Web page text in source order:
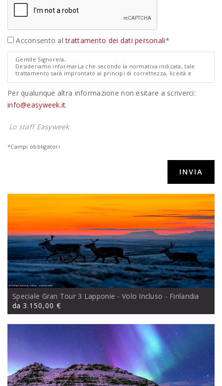
Acconsento altrattamento dei dati personali*
Gentile Signore/a,
Desideriamo informarLa che secondo la normativa indicata, tale
trattamento sarà improntato ai principi di correttezza, liceità e
relativo alla protezione dei dati personali ("GDPR"), pertanto, Le
forniamo le seguenti informazioni:
1. I dati da Lei forniti verranno trattati per le seguenti finalità:
3. Il conferimento dei dati è obbligatorio e l'eventuale rifiuto di
4. I dati non saranno comunicati ad altri soggetti, né saranno oggetto
Per qualunque altra informazione non esitare a scriverci:
info@easyweek.it.
Lo staff Easyweek
*Campi obbligatori
Speciale Gran Tour 3 Lapponie - Volo Incluso - Finlandia
da 3.150,00 €